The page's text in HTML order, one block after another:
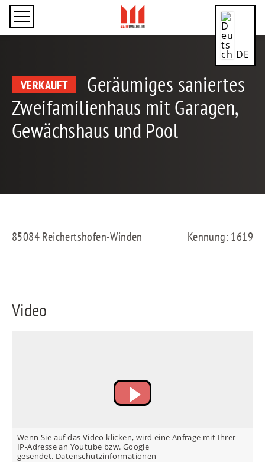
DE
ES
VERKAUFT
Geräumiges saniertes
Zweifamilienhaus mit Garagen,
Gewächshaus und Pool
85084 Reichertshofen-Winden Kennung: 1619
Video
Wenn Sie auf das Video klicken, wird eine Anfrage mit Ihrer
IP-Adresse an Youtube bzw. Google
gesendet. Datenschutzinformationen